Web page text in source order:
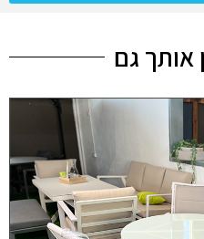
אותך גם